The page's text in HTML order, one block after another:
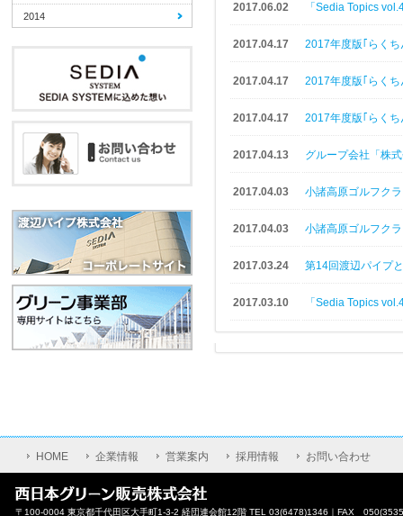
2017.06.02 「Sedia Topics
2017.04.17 2017年度版｢らく
2017.04.17 2017年度版｢らく
2017.04.17 2017年度版｢らく
2017.04.13 グループ会社「株
2017.04.03 小諸高原ゴルフク
2017.04.03 小諸高原ゴルフク
2017.03.24 第14回渡辺パイプ
2017.03.10 「Sedia Topics
2014
HOME 企業情報 営業案内 採用情報 お問い合わせ
〒100-0004 東京都千代田区大手町1-3-2 経団連会館12階 TEL 03(6478)1346｜FAX